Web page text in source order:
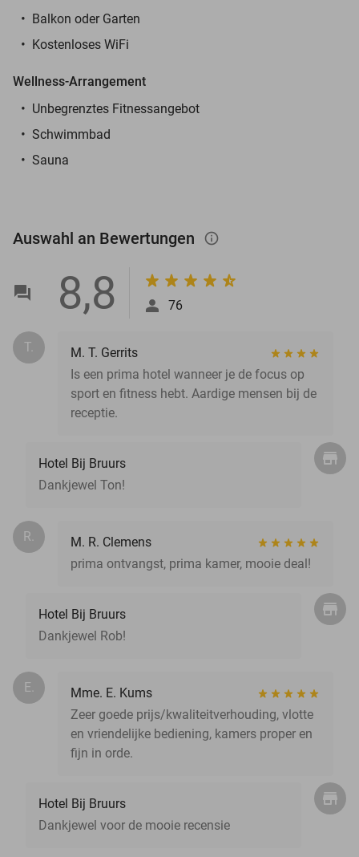
Balkon oder Garten
Kostenloses WiFi
Wellness-Arrangement
Unbegrenztes Fitnessangebot
Schwimmbad
Sauna
Auswahl an Bewertungen info_outlined
8,8 76
T.
M. T. Gerrits
Is een prima hotel wanneer je de focus op
sport en fitness hebt. Aardige mensen bij de
receptie.
Hotel Bij Bruurs
Dankjewel Ton!
R.
M. R. Clemens
prima ontvangst, prima kamer, mooie deal!
Hotel Bij Bruurs
Dankjewel Rob!
E.
Mme. E. Kums
Zeer goede prijs/kwaliteitverhouding, vlotte
en vriendelijke bediening, kamers proper en
fijn in orde.
Hotel Bij Bruurs
Dankjewel voor de mooie recensie